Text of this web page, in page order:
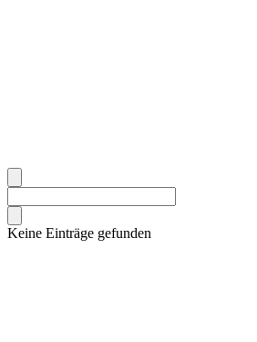
Keine Einträge gefunden